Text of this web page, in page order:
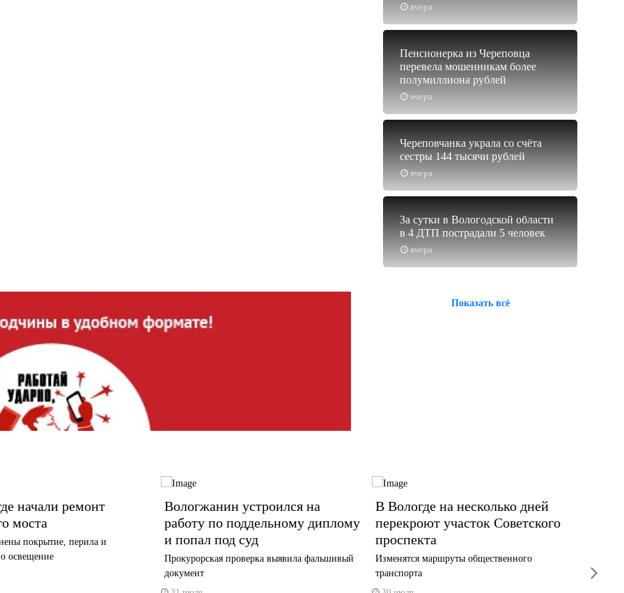
вчера
вчера
Пенсионерка из Череповца
перевела мошенникам более
полумиллиона рублей
вчера
Череповчанка украла со счёта
сестры 144 тысячи рублей
вчера
За сутки в Вологодской области
в 4 ДТП пострадали 5 человек
Показать всё
начали ремонт
моста
покрытие, перила и
освещение
Вологжанин устроился на
работу по поддельному диплому
и попал под суд
Прокурорская проверка выявила фальшивый
документ
В Вологде на несколько дней
перекроют участок Советского
проспекта
Изменятся маршруты общественного
транспорта
30 июля